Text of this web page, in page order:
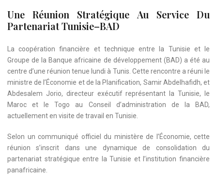
Une Réunion Stratégique Au Service Du
Partenariat Tunisie–BAD
La coopération financière et technique entre la Tunisie et le
Groupe de la Banque africaine de développement (BAD) a été au
centre d’une réunion tenue lundi à Tunis. Cette rencontre a réuni le
ministre de l’Économie et de la Planification, Samir Abdelhafidh, et
Abdesalem Jorio, directeur exécutif représentant la Tunisie, le
Maroc et le Togo au Conseil d’administration de la BAD,
actuellement en visite de travail en Tunisie.
Selon un communiqué officiel du ministère de l’Économie, cette
réunion s’inscrit dans une dynamique de consolidation du
partenariat stratégique entre la Tunisie et l’institution financière
panafricaine.